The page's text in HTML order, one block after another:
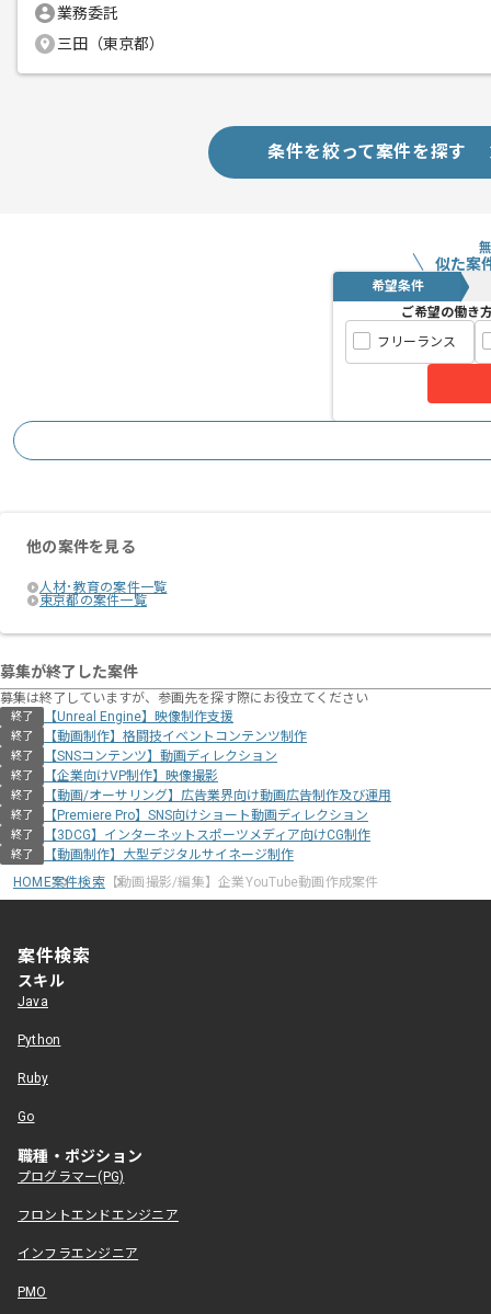
業務委託
三田（東京都）
条件を絞って案件を探す
似た案
希望条件
ご希望の働き
フリーランス
他の案件を見る
人材･教育の案件一覧
東京都の案件一覧
募集が終了した案件
募集は終了していますが、参画先を探す際にお役立てください
終了 【Unreal Engine】映像制作支援
終了 【動画制作】格闘技イベントコンテンツ制作
終了 【SNSコンテンツ】動画ディレクション
終了 【企業向けVP制作】映像撮影
終了 【動画/オーサリング】広告業界向け動画広告制作及び運用
終了 【Premiere Pro】SNS向けショート動画ディレクション
終了 【3DCG】インターネットスポーツメディア向けCG制作
終了
【動画制作】大型デジタルサイネージ制作
HOME案件検索【動画撮影/編集】企業YouTube動画作成案件
案件検索
スキル
Java
Python
Ruby
Go
職種・ポジション
プログラマー(PG)
フロントエンドエンジニア
インフラエンジニア
PMO